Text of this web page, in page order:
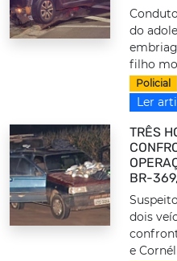
do
filho
Policial
Ler
TRÊS
BR-
dois
e